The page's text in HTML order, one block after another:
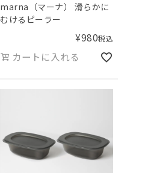
marna（マーナ） 滑らかに
むけるピーラー
¥980税込
カートに入れる